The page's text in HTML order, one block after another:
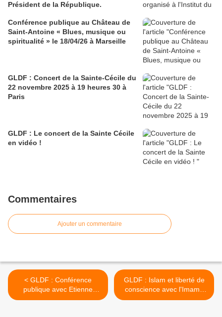
Président de la République.
Conférence publique au Château de
Saint-Antoine « Blues, musique ou
spiritualité » le 18/04/26 à Marseille
GLDF : Concert de la Sainte-Cécile du
22 novembre 2025 à 19 heures 30 à
Paris
GLDF : Le concert de la Sainte Cécile
en vidéo !
Commentaires
Ajouter un commentaire
< GLDF : Conférence
publique avec Etienne
KLEIN sur le thème Du
GLDF : Islam et liberté de
conscience avec l'Imame
Kahina Bahloul le jeudi 26